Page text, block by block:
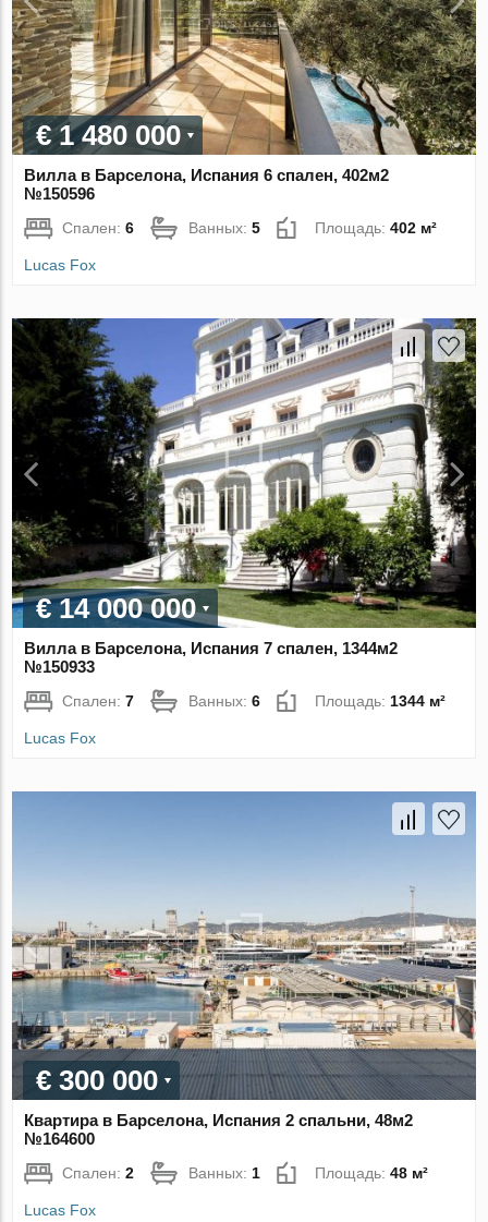
€ 1 480 000
Вилла в Барселона, Испания 6 спален, 402м2
№150596
Спален:6 Ванных:5 Площадь:402 м²
Lucas Fox
€ 14 000 000
Вилла в Барселона, Испания 7 спален, 1344м2
№150933
Спален:7 Ванных:6 Площадь: 1344 м²
Lucas Fox
€ 300 000
Квартира в Барселона, Испания 2 спальни, 48м2
№164600
Спален:2 Ванных:1 Площадь:48 м²
Lucas Fox